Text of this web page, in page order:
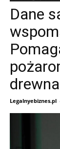
Dane
drewna
Legalnyebiznes.pl